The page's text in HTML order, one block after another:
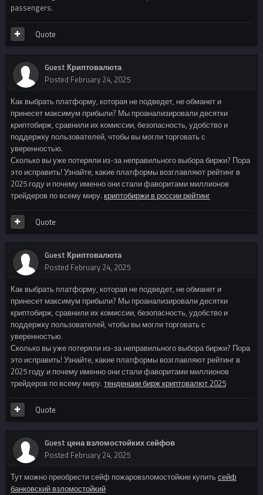
passengers.
Quote
Guest Криптовалюта
Posted February 24, 2025
Как выбрать платформу, которая не подведет, не обманет и
принесет максимум прибыли? Мы проанализировали десятки
криптобирж, сравнили их комиссии, безопасность, удобство и
поддержку пользователей, чтобы вы могли торговать с
уверенностью.
Сколько вы уже потеряли из-за неправильного выбора биржи? Пора
это исправить! Узнайте, какие платформы возглавляют рейтинг в
2025 году и почему именно они стали фаворитами миллионов
трейдеров по всему миру. криптобиржи в россии рейтинг
Quote
Guest Криптовалюта
Posted February 24, 2025
Как выбрать платформу, которая не подведет, не обманет и
принесет максимум прибыли? Мы проанализировали десятки
криптобирж, сравнили их комиссии, безопасность, удобство и
поддержку пользователей, чтобы вы могли торговать с
уверенностью.
Сколько вы уже потеряли из-за неправильного выбора биржи? Пора
это исправить! Узнайте, какие платформы возглавляют рейтинг в
2025 году и почему именно они стали фаворитами миллионов
трейдеров по всему миру. тенденции бирж криптовалют 2025
Quote
Guest цена взломостойких сейфов
Posted February 24, 2025
Тут можно преобрести сейф пожаровзломостойкие купить сейф
банковский взломостойкий